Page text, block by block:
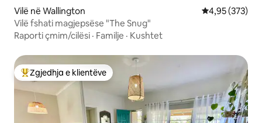
Vilë në Wallington Vlerësimi
4,95 (373)
Vilë fshati magjepsëse "The Snug"
Raporti çmim/cilësi · Familje · Kushtet
Më të mirat e zgjedhjeve të klientëve
Zgjedhja e klientëve